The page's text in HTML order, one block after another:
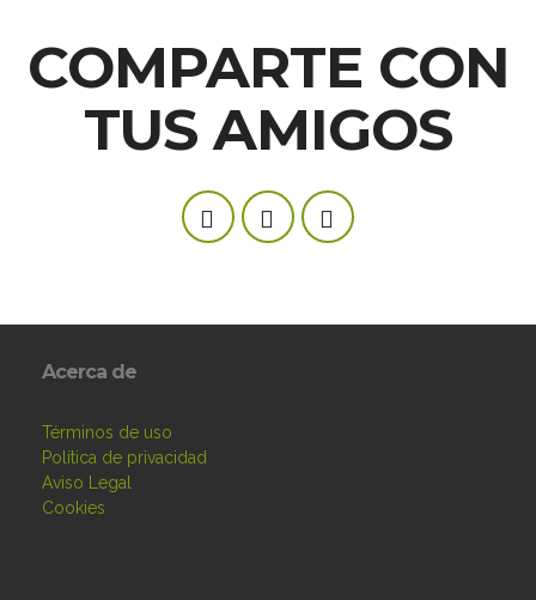
COMPARTE CON
TUS AMIGOS
Acerca de
Términos de uso
Política de privacidad
Aviso Legal
Cookies